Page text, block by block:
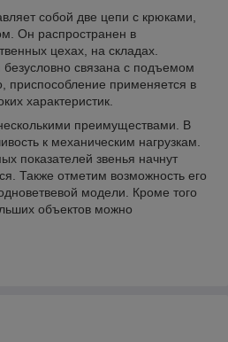
собой две цепи с крюками,
Он распространен в
цехах, на складах.
безусловно связана с подъемом
приспособление применяется в
характеристик.
преимуществами. В
к механическим нагрузкам.
показателей звенья начнут
Также отметим возможность его
модели. Кроме того
объектов можно